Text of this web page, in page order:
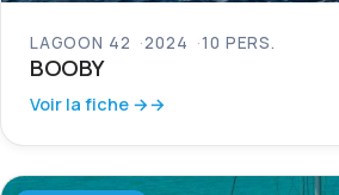
LAGOON 42 2024 10 PERS.
BOOBY
Voir la fiche →